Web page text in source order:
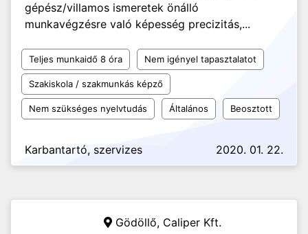
gépész/villamos ismeretek önálló
munkavégzésre való képesség precizitás,...
Teljes munkaidő 8 óra Nem igényel tapasztalatot
Szakiskola / szakmunkás képző
Nem szükséges nyelvtudás Általános Beosztott
Karbantartó, szervizes 2020. 01. 22.
Gödöllő, Caliper Kft.